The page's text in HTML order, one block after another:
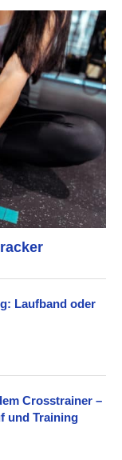
Laufband oder
Crosstrainer –
und Training